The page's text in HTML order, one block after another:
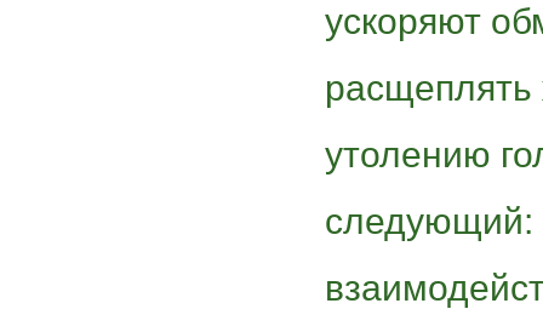
ускоряют
расщеплять
утолению
следующий: